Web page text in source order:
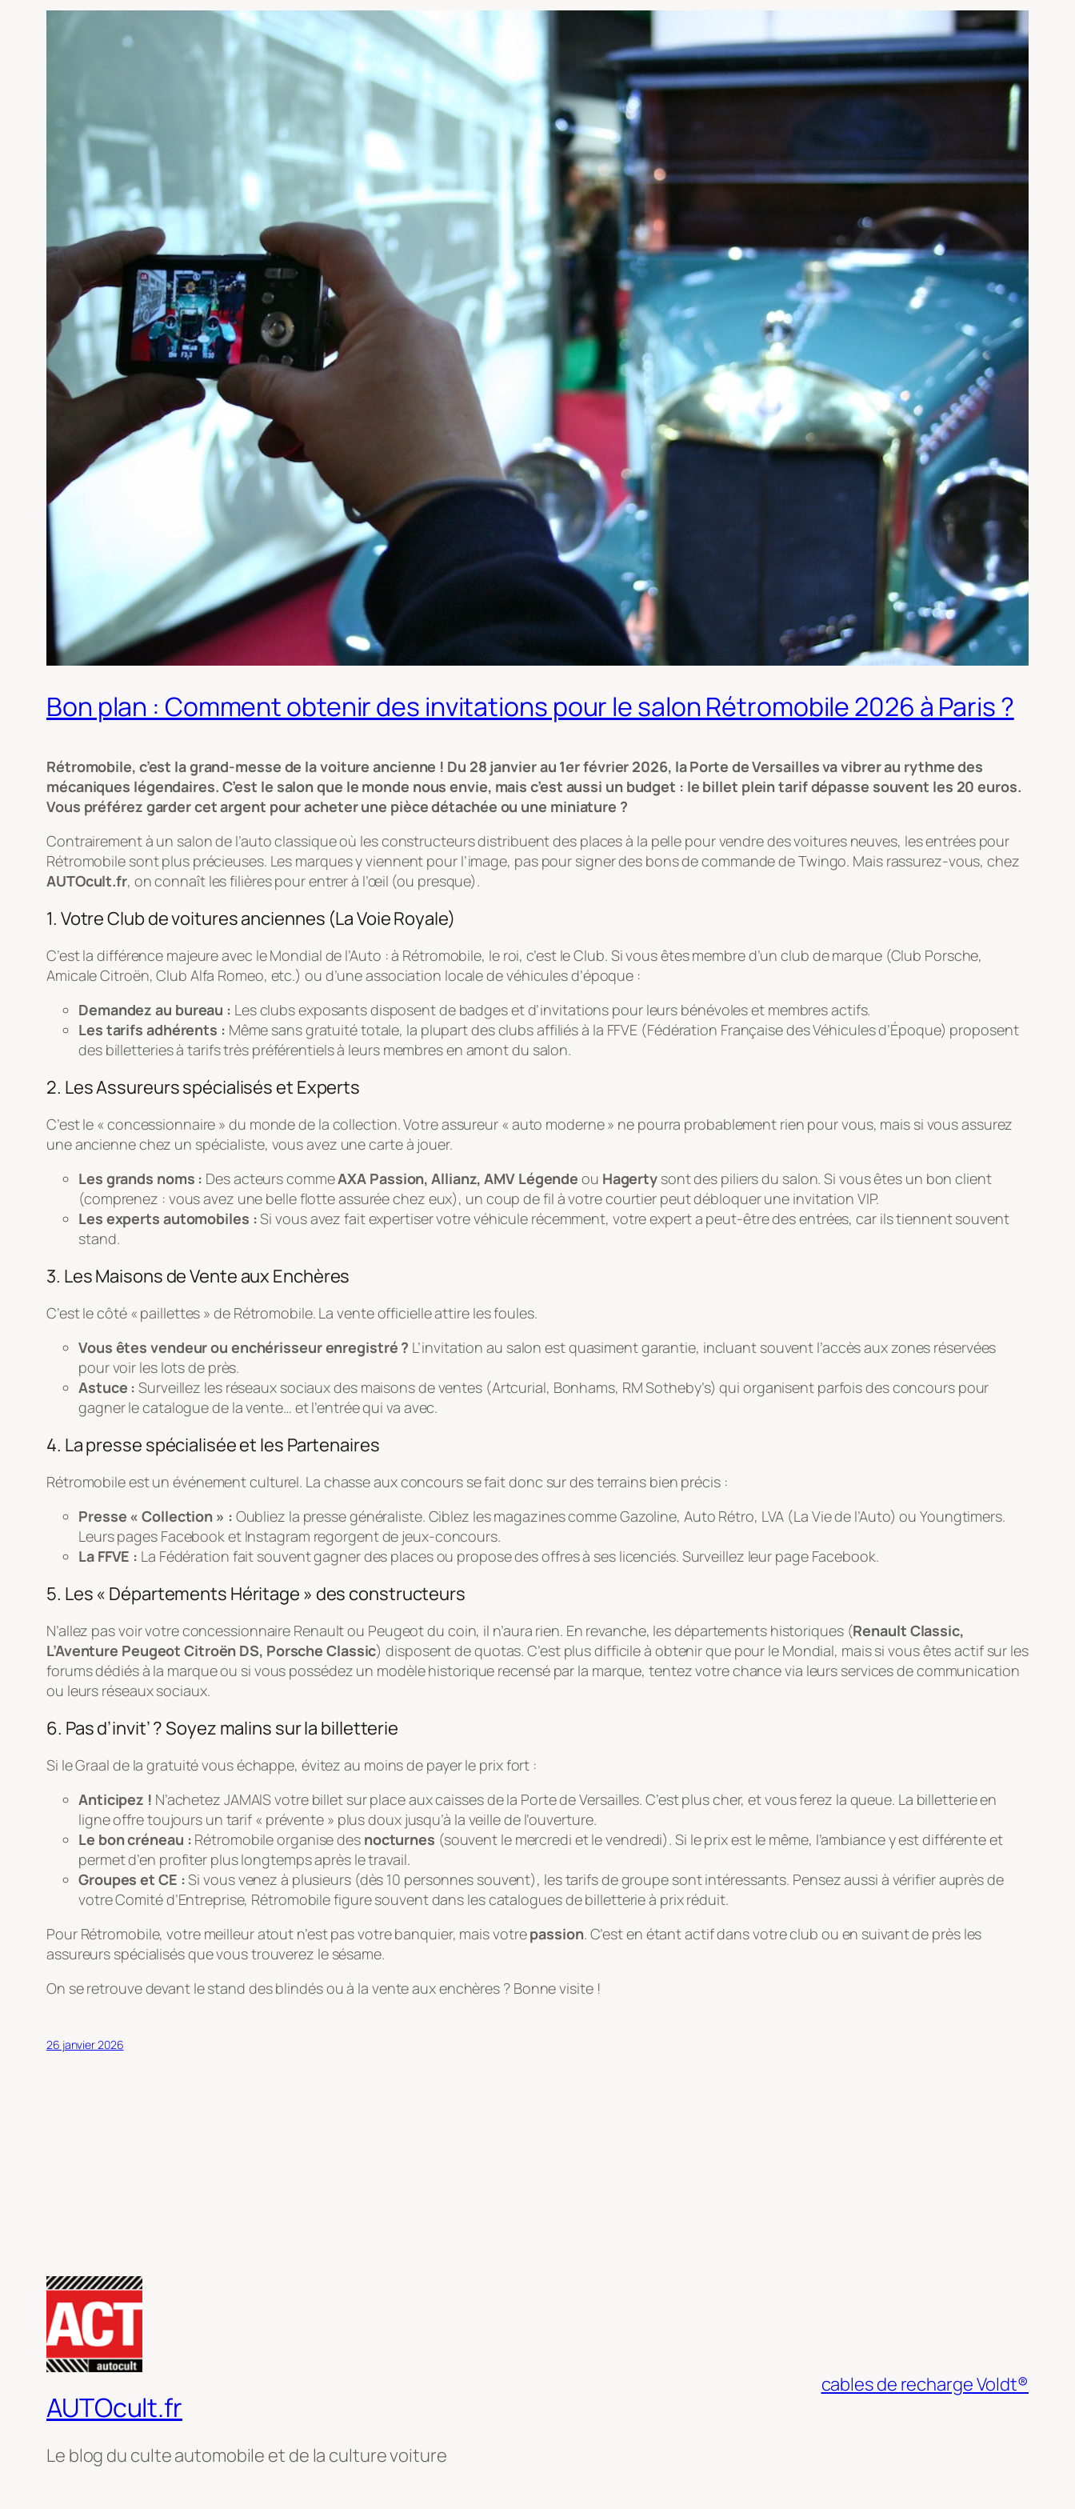
Bon plan : Comment obtenir des invitations pour le salon Rétromobile 2026 à Paris ?
Rétromobile, c’est la grand-messe de la voiture ancienne ! Du 28 janvier au 1er février 2026, la Porte de Versailles va vibrer au rythme des
mécaniques légendaires. C’est le salon que le monde nous envie, mais c’est aussi un budget : le billet plein tarif dépasse souvent les 20 euros.
Vous préférez garder cet argent pour acheter une pièce détachée ou une miniature ?
Contrairement à un salon de l’auto classique où les constructeurs distribuent des places à la pelle pour vendre des voitures neuves, les entrées pour
Rétromobile sont plus précieuses. Les marques y viennent pour l’image, pas pour signer des bons de commande de Twingo. Mais rassurez-vous, chez
AUTOcult.fr, on connaît les filières pour entrer à l’œil (ou presque).
1. Votre Club de voitures anciennes (La Voie Royale)
C’est la différence majeure avec le Mondial de l’Auto : à Rétromobile, le roi, c’est le Club. Si vous êtes membre d’un club de marque (Club Porsche,
Amicale Citroën, Club Alfa Romeo, etc.) ou d’une association locale de véhicules d’époque :
Demandez au bureau : Les clubs exposants disposent de badges et d’invitations pour leurs bénévoles et membres actifs.
Les tarifs adhérents : Même sans gratuité totale, la plupart des clubs affiliés à la FFVE (Fédération Française des Véhicules d’Époque) proposent
des billetteries à tarifs très préférentiels à leurs membres en amont du salon.
2. Les Assureurs spécialisés et Experts
C’est le « concessionnaire » du monde de la collection. Votre assureur « auto moderne » ne pourra probablement rien pour vous, mais si vous assurez
une ancienne chez un spécialiste, vous avez une carte à jouer.
Les grands noms : Des acteurs commeAXA Passion, Allianz, AMV Légende ou Hagerty sont des piliers du salon. Si vous êtes un bon client
(comprenez : vous avez une belle flotte assurée chez eux), un coup de fil à votre courtier peut débloquer une invitation VIP.
Les experts automobiles : Si vous avez fait expertiser votre véhicule récemment, votre expert a peut-être des entrées, car ils tiennent souvent
stand.
3. Les Maisons de Vente aux Enchères
C’est le côté « paillettes » de Rétromobile. La vente officielle attire les foules.
Vous êtes vendeur ou enchérisseur enregistré ? L’invitation au salon est quasiment garantie, incluant souvent l’accès aux zones réservées
pour voir les lots de près.
Astuce : Surveillez les réseaux sociaux des maisons de ventes (Artcurial, Bonhams, RM Sotheby’s) qui organisent parfois des concours pour
gagner le catalogue de la vente… et l’entrée qui va avec.
4. La presse spécialisée et les Partenaires
Rétromobile est un événement culturel. La chasse aux concours se fait donc sur des terrains bien précis :
Presse « Collection » : Oubliez la presse généraliste. Ciblez les magazines commeGazoline, Auto Rétro, LVA (La Vie de l’Auto) ouYoungtimers.
Leurs pages Facebook et Instagram regorgent de jeux-concours.
La FFVE : La Fédération fait souvent gagner des places ou propose des offres à ses licenciés. Surveillez leur page Facebook.
5. Les « Départements Héritage » des constructeurs
N’allez pas voir votre concessionnaire Renault ou Peugeot du coin, il n’aura rien. En revanche, les départements historiques (Renault Classic,
L’Aventure Peugeot Citroën DS, Porsche Classic) disposent de quotas. C’est plus difficile à obtenir que pour le Mondial, mais si vous êtes actif sur les
forums dédiés à la marque ou si vous possédez un modèle historique recensé par la marque, tentez votre chance via leurs services de communication
ou leurs réseaux sociaux.
6. Pas d’invit’ ? Soyez malins sur la billetterie
Si le Graal de la gratuité vous échappe, évitez au moins de payer le prix fort :
Anticipez ! N’achetez JAMAIS votre billet sur place aux caisses de la Porte de Versailles. C’est plus cher, et vous ferez la queue. La billetterie en
ligne offre toujours un tarif « prévente » plus doux jusqu’à la veille de l’ouverture.
Le bon créneau : Rétromobile organise des nocturnes (souvent le mercredi et le vendredi). Si le prix est le même, l’ambiance y est différente et
permet d’en profiter plus longtemps après le travail.
Groupes et CE : Si vous venez à plusieurs (dès 10 personnes souvent), les tarifs de groupe sont intéressants. Pensez aussi à vérifier auprès de
votre Comité d’Entreprise, Rétromobile figure souvent dans les catalogues de billetterie à prix réduit.
Pour Rétromobile, votre meilleur atout n’est pas votre banquier, mais votrepassion. C’est en étant actif dans votre club ou en suivant de près les
assureurs spécialisés que vous trouverez le sésame.
On se retrouve devant le stand des blindés ou à la vente aux enchères ? Bonne visite !
26 janvier 2026
AUTOcult.fr
Le blog du culte automobile et de la culture voiture
cables de recharge Voldt®